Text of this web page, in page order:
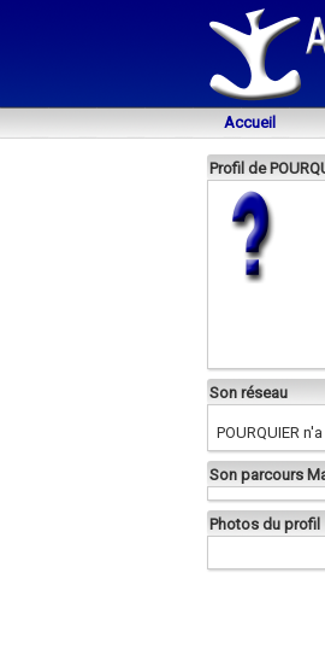
Accueil
Profil de
Son réseau
POURQUIER
Son parcours
Photos du profil